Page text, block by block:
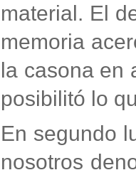
material. El
memoria
la casona en
posibilitó lo
En segundo
nosotros